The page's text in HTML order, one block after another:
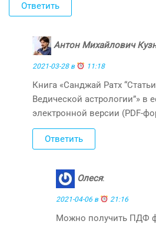
Ответить
Антон Михайлович
2021-03-28 в 11:18
Книга «Санджай Ратх
Ведической астрологии”» в
электронной версии (PDF-
Ответить
Олеся:
2021-04-06 в 21:16
Можно получить ПДФ